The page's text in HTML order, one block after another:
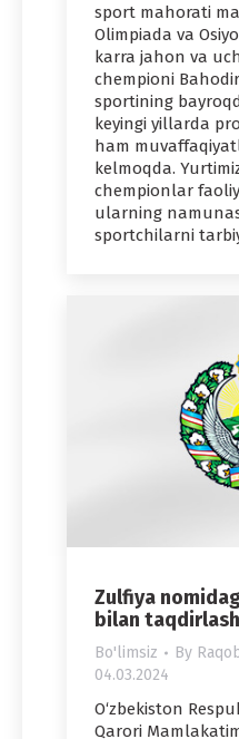
sport mahorati
Olimpiada va
karra jahon va
chempioni
sportining
keyingi yillarda
ham
kelmoqda.
chempionlar
ularning
sportchilarni
Zulfiya
bilan
Bo'limsiz By
04.03.2024
O‘zbekiston
Qarori